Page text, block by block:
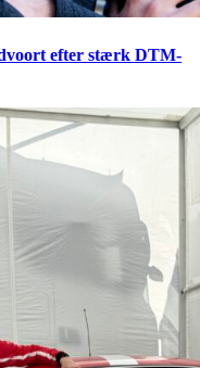
efter stærk DTM-